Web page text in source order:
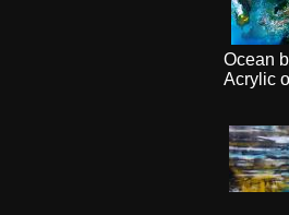
Ocean
Acrylic